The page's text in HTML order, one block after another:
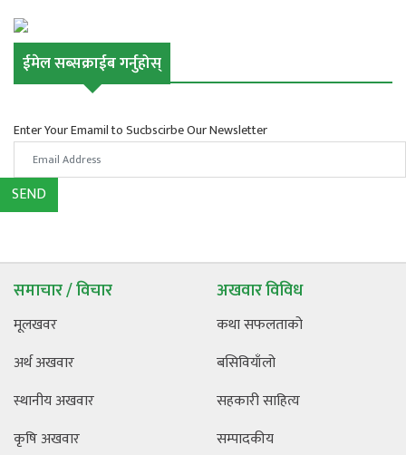
ईमेल सब्सक्राईब गर्नुहोस्
Enter Your Emamil to Sucbscirbe Our Newsletter
SEND
समाचार / विचार
मूलखवर
अर्थ अखवार
स्थानीय अखवार
कृषि अखवार
अखवार विविध
कथा सफलताको
बसिवियाँलो
सहकारी साहित्य
सम्पादकीय